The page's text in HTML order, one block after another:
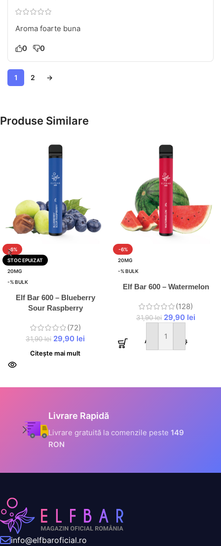
Aroma foarte buna
0 0
1 2 →
Produse Similare
-6%
STOC EPUIZAT
20MG
-% BULK
Elf Bar 600 – Blueberry
Sour Raspberry
(72)
31,90lei 29,90 lei
Citește mai mult
-6%
20MG
-% BULK
Elf Bar 600 – Watermelon
(128)
31,90lei 29,90 lei
Adaugă în coș
Informații Securizate
Toate datele tale suntcriptate prin SSL
info@elfbaroficial.ro
0758 840 785